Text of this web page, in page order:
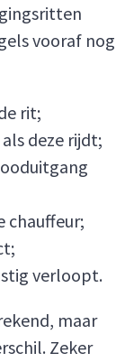
vooraf nog
rit;
deze rijdt;
chauffeur;
verloopt.
maar
Zeker